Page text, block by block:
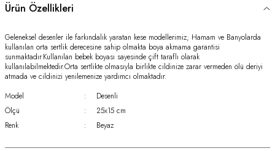
Ürün Özellikleri
Geleneksel desenler ile farkındalık yaratan kese modellerimiz; Hamam ve Banyolarda
kullanılan orta sertlik derecesine sahip olmakta boya akmama garantisi
sunmaktadır.Kullanılan bebek boyası sayesinde çift taraflı olarak
kullanılabilmektedir.Orta sertlikte olmasıyla birlikte cildinize zarar vermeden ölü deriyi
atmada ve cildinizi yenilemenize yardımcı olmaktadır.
Model
:
Desenli
Ölçü
:
25x15 cm
Renk
: Beyaz